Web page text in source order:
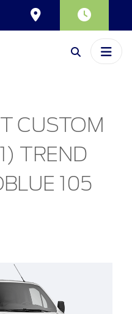
CUSTOM
TREND
105